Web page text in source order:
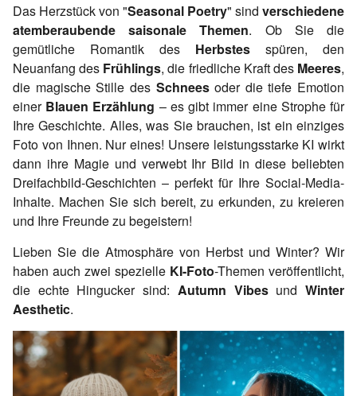
Das Herzstück von "Seasonal Poetry" sind verschiedene
atemberaubende saisonale Themen. Ob Sie die
gemütliche Romantik des Herbstes spüren, den
Neuanfang des Frühlings, die friedliche Kraft des Meeres,
die magische Stille des Schneesoder die tiefe Emotion
einer Blauen Erzählung – es gibt immer eine Strophe für
Ihre Geschichte. Alles, was Sie brauchen, ist ein einziges
Foto von Ihnen. Nur eines! Unsere leistungsstarke KI wirkt
dann ihre Magie und verwebt Ihr Bild in diese beliebten
Dreifachbild-Geschichten – perfekt für Ihre Social-Media-
Inhalte. Machen Sie sich bereit, zu erkunden, zu kreieren
und Ihre Freunde zu begeistern!
Lieben Sie die Atmosphäre von Herbst und Winter? Wir
haben auch zwei spezielle KI-Foto-Themen veröffentlicht,
die echte Hingucker sind: Autumn VibesundWinter
Aesthetic.